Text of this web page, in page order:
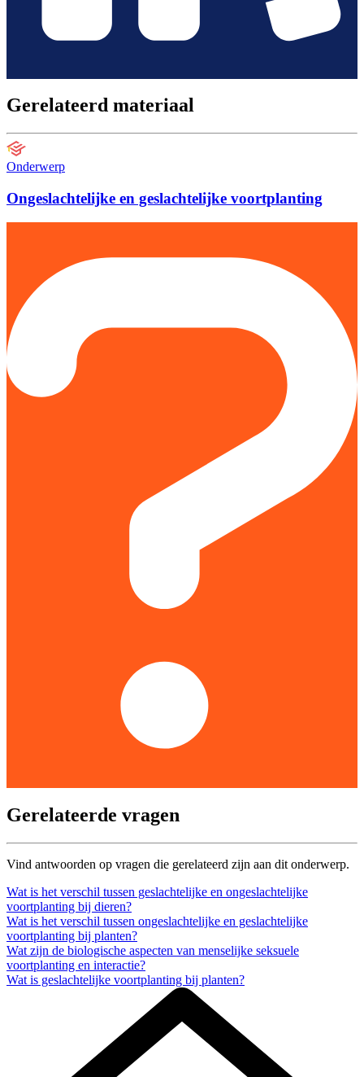
Gerelateerd materiaal
Onderwerp
Ongeslachtelijke en geslachtelijke voortplanting
Gerelateerde vragen
Vind antwoorden op vragen die gerelateerd zijn aan dit onderwerp.
Wat is het verschil tussen geslachtelijke en ongeslachtelijke
voortplanting bij dieren?
Wat is het verschil tussen ongeslachtelijke en geslachtelijke
voortplanting bij planten?
Wat zijn de biologische aspecten van menselijke seksuele
voortplanting en interactie?
Wat is geslachtelijke voortplanting bij planten?